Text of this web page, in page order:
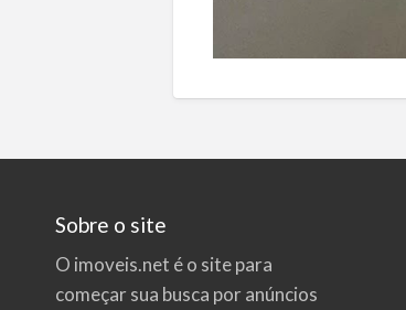
Sobre o site
O imoveis.net é o site para
começar sua busca poranúncios